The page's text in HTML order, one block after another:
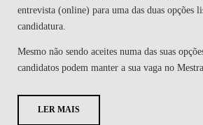
entrevista (online) para uma das duas opções
candidatura.
Mesmo não sendo aceites numa das suas
candidatos podem manter a sua vaga no
LER MAIS